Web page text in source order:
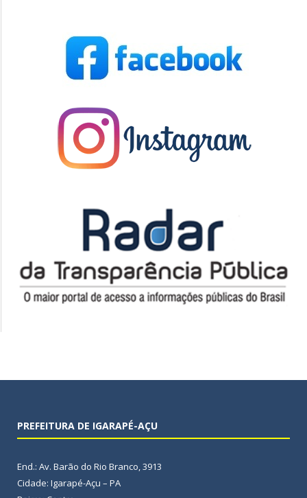
PREFEITURA DE IGARAPÉ-AÇU
End.: Av. Barão do Rio Branco, 3913
Cidade: Igarapé-Açu – PA